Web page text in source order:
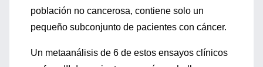
población no cancerosa, contiene solo un
pequeño subconjunto de pacientes con cáncer.
Un metaanálisis de 6 de estos ensayos clínicos